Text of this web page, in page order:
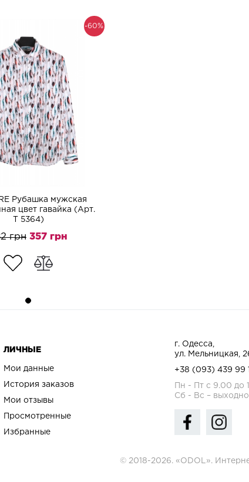
-60%
Рубашка мужская
цвет гавайка (Арт.
T 5364)
грн 357 грн
ЛИЧНЫЕ
Мои данные
История заказов
Мои отзывы
Просмотренные
Избранные
г. Одесса,
ул. Мельницкая,
+38 (093) 439 99
Пн - Пт с 9.00 до
Сб - Вс –
© 2018-2026. «ODOL».